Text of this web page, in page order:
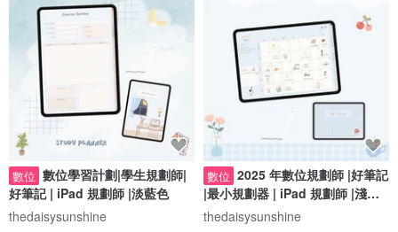
數位 數位學習計劃|學生規劃師|
好筆記 | iPad 規劃師 |淡藍色
thedaisysunshine
數位 2025 年數位規劃師 |好筆記
|最小規劃器 | iPad 規劃師 |淺藍
色
thedaisysunshine